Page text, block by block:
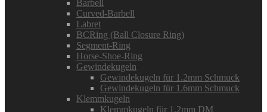
Barbell
Curved-Barbell
Labret
BCRing (Ball Closure Ring)
Segment-Ring
Horse-Shoe-Ring
Gewindekugeln
Gewindekugeln für 1.2mm Schmuck
Gewindekugeln für 1.6mm Schmuck
Klemmkugeln
Klemmkugeln für 1.2mm DM